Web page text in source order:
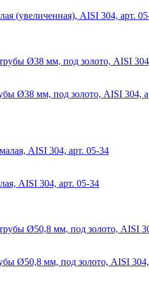
(увеличенная), AISI 304, арт.
Ø38 мм, под золото, AISI 304,
AISI 304, арт. 05-34
Ø50,8 мм, под золото, AISI 304,